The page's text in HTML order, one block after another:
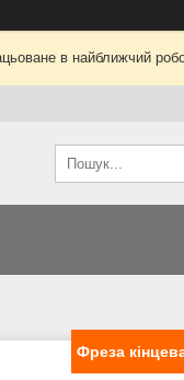
в найближчий
Фреза